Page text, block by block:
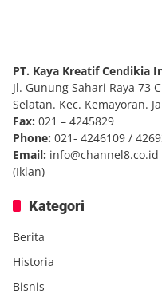
PT. Kaya Kreatif Cendikia
Jl. Gunung Sahari Raya 73
Selatan. Kec. Kemayoran.
Fax: 021 – 4245829
Phone: 021- 4246109 /
Email: info@channel8.co.id
(Iklan)
Kategori
Berita
Historia
Bisnis